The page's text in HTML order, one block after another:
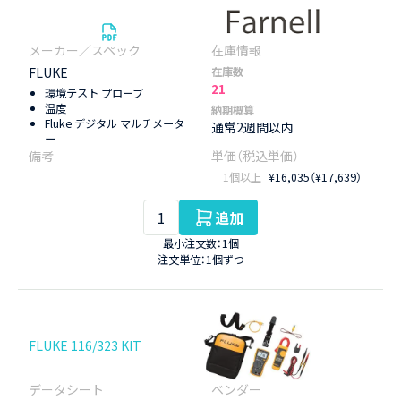
FLUKE
環境テスト プローブ
温度
Fluke デジタル マルチメータ
ー
在庫数
21
納期概算
通常2週間以内
1個以上 ¥16,035（¥17,639）
追加
最小注文数：1個
注文単位：1個ずつ
FLUKE 116/323 KIT